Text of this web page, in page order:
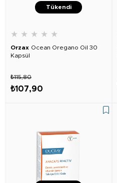
Tükendi
★ ★ ★ ★ ★
Orzax Ocean Oregano Oil 30
Kapsül
₺107,90
₺115,80